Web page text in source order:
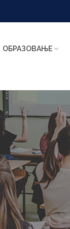
ОБРАЗОВАЊЕ